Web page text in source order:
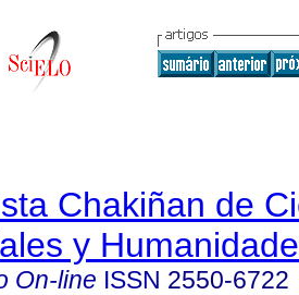
Chakiñan de
y
On-line ISSN 2550-6722